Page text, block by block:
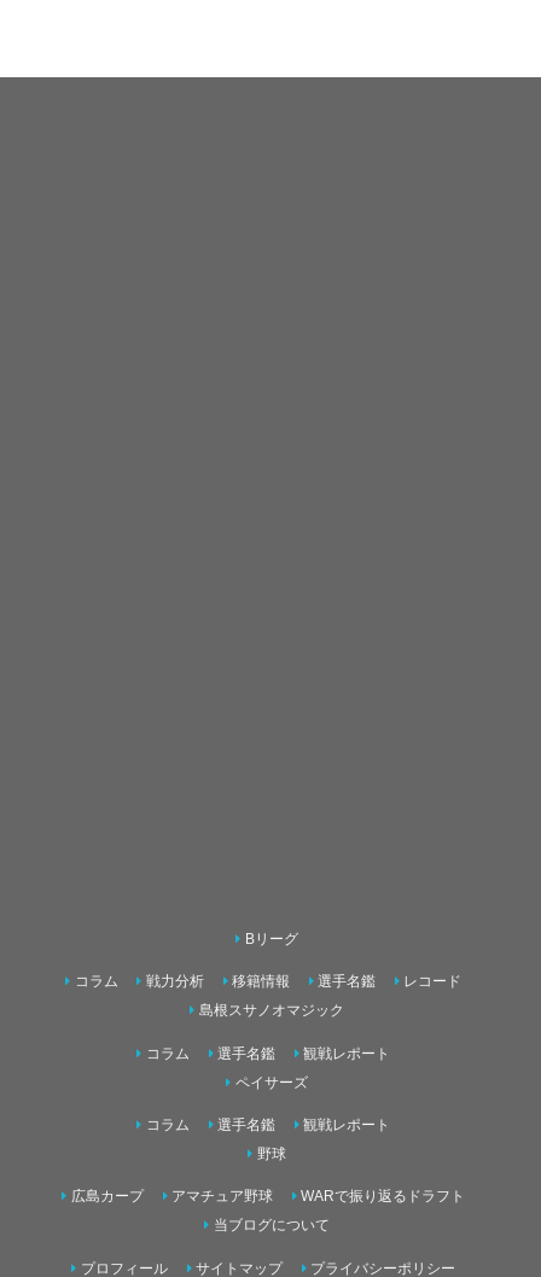
Bリーグ
コラム 戦力分析 移籍情報 選手名鑑
レコード
島根スサノオマジック
コラム 選手名鑑
観戦レポート
ペイサーズ
コラム 選手名鑑
観戦レポート
野球
広島カープ アマチュア野球
WARで振り返るドラフト
当ブログについて
プロフィール サイトマップ プライバシーポリシー